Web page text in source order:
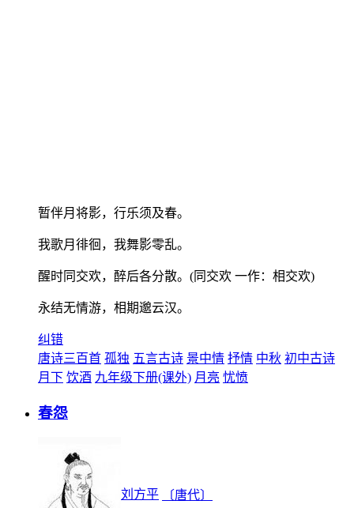
暂伴月将影，行乐须及春。
我歌月徘徊，我舞影零乱。
醒时同交欢，醉后各分散。(同交欢 一作：相交欢)
永结无情游，相期邈云汉。
纠错
唐诗三百首 孤独 五言古诗 景中情 抒情 中秋 初中古诗
月下 饮酒 九年级下册(课外) 月亮 忧愤
春怨
刘方平 〔唐代〕